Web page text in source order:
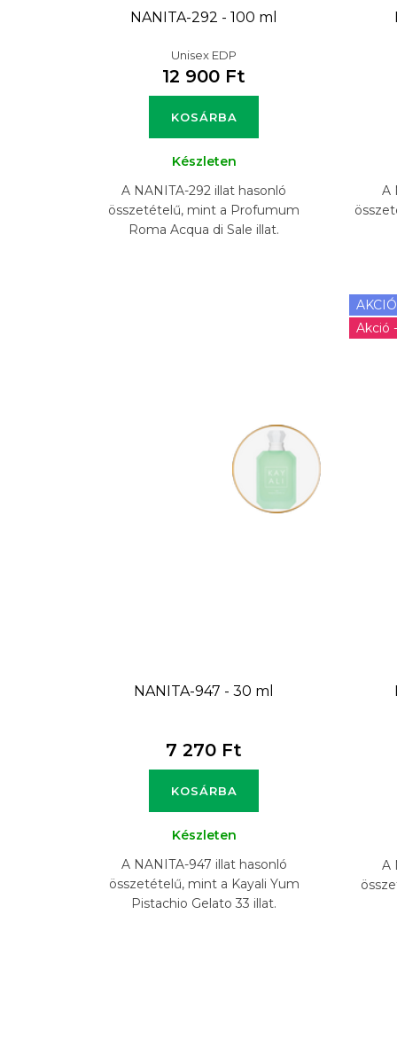
NANITA-292 - 100 ml
Unisex EDP
12 900 Ft
KOSÁRBA
Készleten
A NANITA-292 illat hasonló
összetételű, mint a Profumum
Roma Acqua di Sale illat.
A
NANITA-947 - 30 ml
7 270 Ft
KOSÁRBA
Készleten
A NANITA-947 illat hasonló
összetételű, mint a Kayali Yum
Pistachio Gelato 33 illat.
AKCIÓ
A